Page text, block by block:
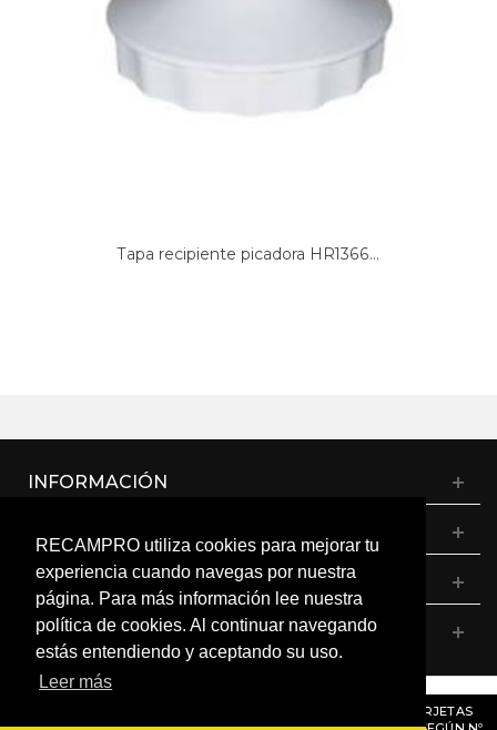
RECAMPRO utiliza cookies para mejorar tu
experiencia cuando navegas por nuestra
página. Para más información lee nuestra
política de cookies. Al continuar navegando
estás entendiendo y aceptando su uso.
Leer más
Tapa recipiente picadora HR1366...
: RECORDAMOS QUE MÓDULOS, PROGRAMADORES Y TARJETAS
INFORMACIÓN
MI CUENTA
CONTÁCTANOS